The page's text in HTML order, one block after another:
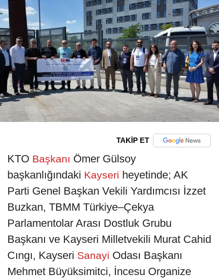
TAKİP ET
KTO Başkanı Ömer Gülsoy
başkanlığındaki Kayseri heyetinde; AK
Parti Genel Başkan Vekili Yardımcısı İzzet
Buzkan, TBMM Türkiye–Çekya
Parlamentolar Arası Dostluk Grubu
Başkanı ve Kayseri Milletvekili Murat Cahid
Cıngı, Kayseri Sanayi Odası Başkanı
Mehmet Büyüksimitci, İncesu Organize